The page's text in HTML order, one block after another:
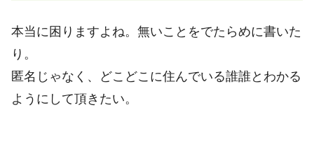
本当に困りますよね。無いことをでたらめに書いた
り。
匿名じゃなく、どこどこに住んでいる誰誰とわかる
ようにして頂きたい。